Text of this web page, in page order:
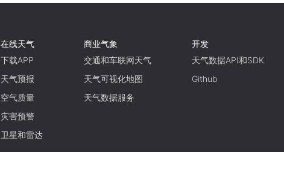
在线天气
下载APP
天气预报
空气质量
灾害预警
卫星和雷达
商业气象
交通和车联网天气
天气可视化地图
天气数据服务
开发
天气数据API和SDK
Github